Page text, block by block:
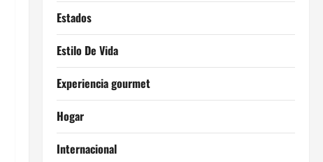
Estados
Estilo De Vida
Experiencia gourmet
Hogar
Internacional